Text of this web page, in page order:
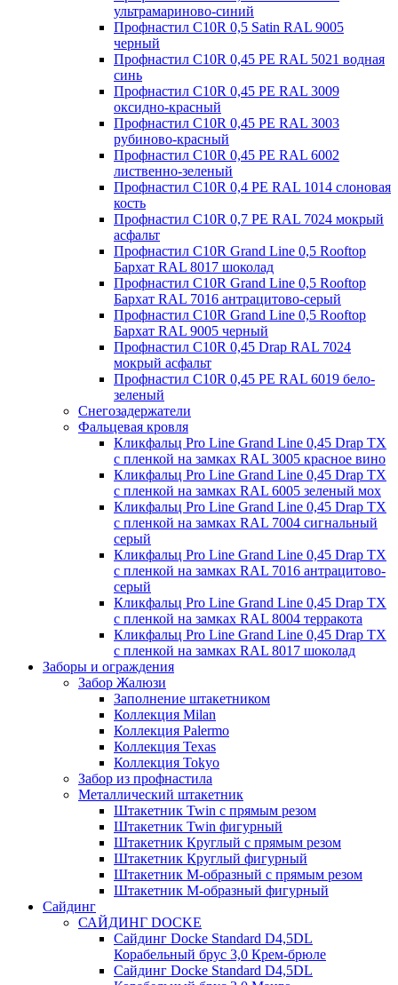
ультрамариново-синий
Профнастил С10R 0,5 Satin RAL 9005
черный
Профнастил С10R 0,45 PE RAL 5021 водная
синь
Профнастил С10R 0,45 PE RAL 3009
оксидно-красный
Профнастил С10R 0,45 PE RAL 3003
рубиново-красный
Профнастил С10R 0,45 PE RAL 6002
лиственно-зеленый
Профнастил С10R 0,4 PE RAL 1014 слоновая
кость
Профнастил С10R 0,7 PE RAL 7024 мокрый
асфальт
Профнастил С10R Grand Line 0,5 Rooftop
Бархат RAL 8017 шоколад
Профнастил С10R Grand Line 0,5 Rooftop
Бархат RAL 7016 антрацитово-серый
Профнастил С10R Grand Line 0,5 Rooftop
Бархат RAL 9005 черный
Профнастил С10R 0,45 Drap RAL 7024
мокрый асфальт
Профнастил С10R 0,45 PE RAL 6019 бело-
зеленый
Снегозадержатели
Фальцевая кровля
Кликфальц Pro Line Grand Line 0,45 Drap TX
с пленкой на замках RAL 3005 красное вино
Кликфальц Pro Line Grand Line 0,45 Drap TX
с пленкой на замках RAL 6005 зеленый мох
Кликфальц Pro Line Grand Line 0,45 Drap TX
с пленкой на замках RAL 7004 сигнальный
серый
Кликфальц Pro Line Grand Line 0,45 Drap TX
с пленкой на замках RAL 7016 антрацитово-
серый
Кликфальц Pro Line Grand Line 0,45 Drap TX
с пленкой на замках RAL 8004 терракота
Кликфальц Pro Line Grand Line 0,45 Drap TX
с пленкой на замках RAL 8017 шоколад
Заборы и ограждения
Забор Жалюзи
Заполнение штакетником
Коллекция Milan
Коллекция Palermo
Коллекция Texas
Коллекция Tokyo
Забор из профнастила
Металлический штакетник
Штакетник Twin с прямым резом
Штакетник Twin фигурный
Штакетник Круглый с прямым резом
Штакетник Круглый фигурный
Штакетник М-образный с прямым резом
Штакетник М-образный фигурный
Сайдинг
САЙДИНГ DOCKE
Сайдинг Docke Standard D4,5DL
Корабельный брус 3,0 Крем-брюле
Сайдинг Docke Standard D4,5DL